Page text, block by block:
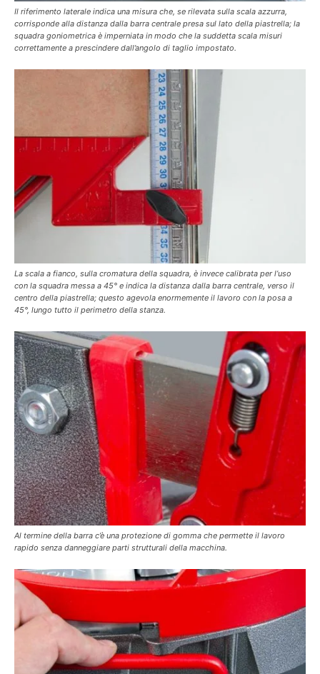
Il riferimento laterale indica una misura che, se rilevata sulla scala azzurra,
corrisponde alla distanza dalla barra centrale presa sul lato della piastrella; la
squadra goniometrica è imperniata in modo che la suddetta scala misuri
correttamente a prescindere dall’angolo di taglio impostato.
La scala a fianco, sulla cromatura della squadra, è invece calibrata per l’uso
con la squadra messa a 45° e indica la distanza dalla barra centrale, verso il
centro della piastrella; questo agevola enormemente il lavoro con la posa a
45°, lungo tutto il perimetro della stanza.
Al termine della barra c’è una protezione di gomma che permette il lavoro
rapido senza danneggiare parti strutturali della macchina.